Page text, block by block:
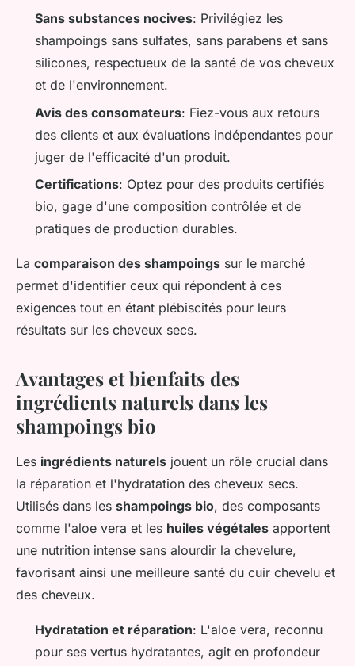
Sans substances nocives: Privilégiez les
shampoings sans sulfates, sans parabens et sans
silicones, respectueux de la santé de vos cheveux
et de l'environnement.
Avis des consomateurs: Fiez-vous aux retours
des clients et aux évaluations indépendantes pour
juger de l'efficacité d'un produit.
Certifications: Optez pour des produits certifiés
bio, gage d'une composition contrôlée et de
pratiques de production durables.
La comparaison des shampoings sur le marché
permet d'identifier ceux qui répondent à ces
exigences tout en étant plébiscités pour leurs
résultats sur les cheveux secs.
Avantages et bienfaits des
ingrédients naturels dans les
shampoings bio
Les ingrédients naturels jouent un rôle crucial dans
la réparation et l'hydratation des cheveux secs.
Utilisés dans les shampoings bio, des composants
comme l'aloe vera et les huiles végétales apportent
une nutrition intense sans alourdir la chevelure,
favorisant ainsi une meilleure santé du cuir chevelu et
des cheveux.
Hydratation et réparation: L'aloe vera, reconnu
pour ses vertus hydratantes, agit en profondeur